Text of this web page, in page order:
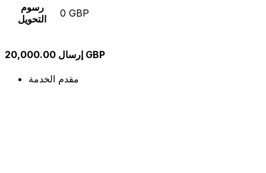
رسوم
التحويل
0 GBP
إرسال 20,000.00 GBP
مقدم الخدمة